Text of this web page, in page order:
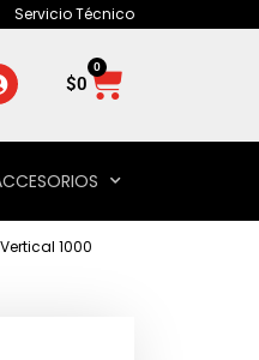
Servicio Técnico
$0
0
Carrito
1000